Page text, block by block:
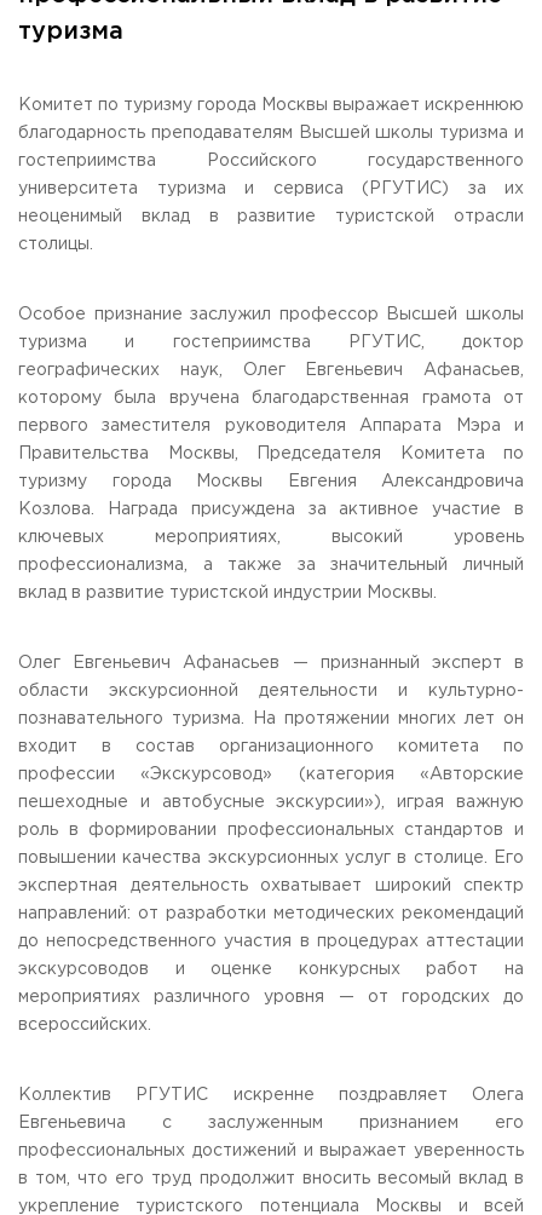
Общежитие / Кампус РГУТИС
Работа с лицами с ОВЗ и инвалидами
Научная деятельность
Дополнительное образование
Федеральный ресурсный центр
Федеральное учебно-методическое объединение в
АДРЕС
141221, Московская обл.,Городской округ
Пушкинский,
пгт. Черкизово,
ТЕЛЕФОНЫ
E-MAIL
info@rguts.ru
obrashenia@rguts.ru
ГРАФИК И РЕЖИМ РАБОТЫ
пн-чт: с 09:00 до 18:00;
пт: с 09:00 до 16:45;
Приемная комиссия
пн-пт: с 10:00 до 17:00;
туризма
Комитет по туризму города Москвы выражает искреннюю
благодарность преподавателям Высшей школы туризма и
гостеприимства Российского государственного
университета туризма и сервиса (РГУТИС) за их
неоценимый вклад в развитие туристской отрасли
столицы.
Особое признание заслужил профессор Высшей школы
туризма и гостеприимства РГУТИС, доктор
географических наук, Олег Евгеньевич Афанасьев,
которому была вручена благодарственная грамота от
первого заместителя руководителя Аппарата Мэра и
Правительства Москвы, Председателя Комитета по
туризму города Москвы Евгения Александровича
Козлова. Награда присуждена за активное участие в
ключевых мероприятиях, высокий уровень
профессионализма, а также за значительный личный
вклад в развитие туристской индустрии Москвы.
Олег Евгеньевич Афанасьев — признанный эксперт в
области экскурсионной деятельности и культурно-
познавательного туризма. На протяжении многих лет он
входит в состав организационного комитета по
профессии «Экскурсовод» (категория «Авторские
пешеходные и автобусные экскурсии»), играя важную
роль в формировании профессиональных стандартов и
повышении качества экскурсионных услуг в столице. Его
экспертная деятельность охватывает широкий спектр
направлений: от разработки методических рекомендаций
до непосредственного участия в процедурах аттестации
экскурсоводов и оценке конкурсных работ на
мероприятиях различного уровня — от городских до
всероссийских.
Коллектив РГУТИС искренне поздравляет Олега
Евгеньевича с заслуженным признанием его
профессиональных достижений и выражает уверенность
в том, что его труд продолжит вносить весомый вклад в
укрепление туристского потенциала Москвы и всей